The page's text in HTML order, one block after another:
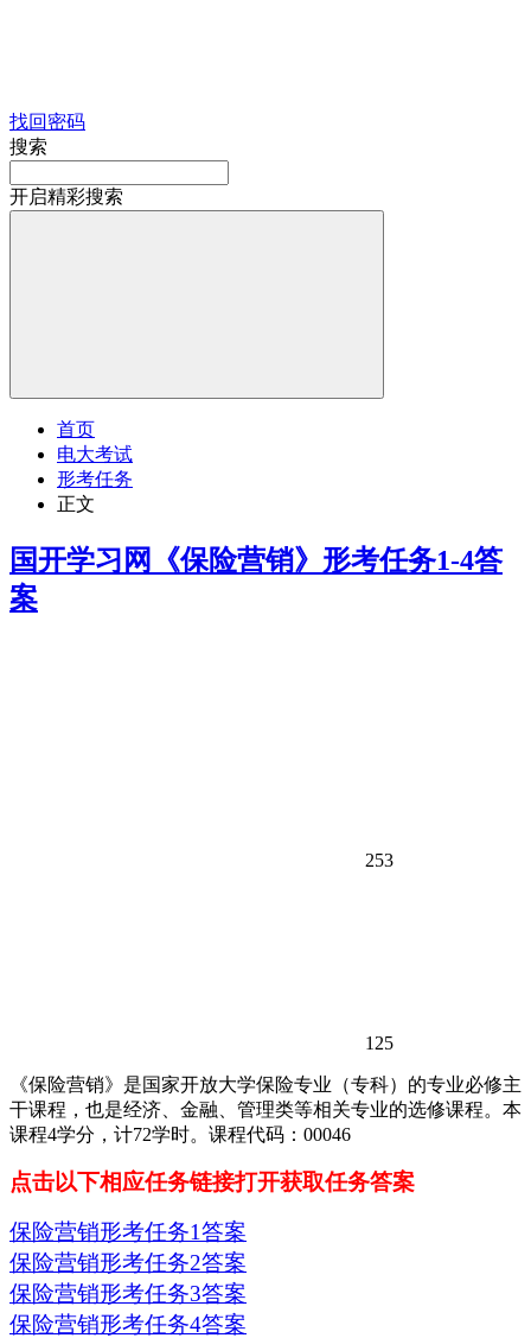
找回密码
搜索
开启精彩搜索
首页
电大考试
形考任务
正文
国开学习网《保险营销》形考任务1-4答
案
253
125
《保险营销》是国家开放大学保险专业（专科）的专业必修主
干课程，也是经济、金融、管理类等相关专业的选修课程。本
课程4学分，计72学时。课程代码：00046
点击以下相应任务链接打开获取任务答案
保险营销形考任务1答案
保险营销形考任务2答案
保险营销形考任务3答案
保险营销形考任务4答案